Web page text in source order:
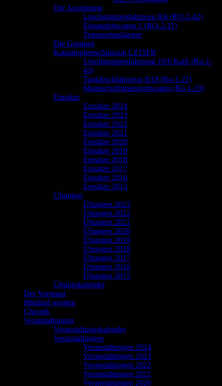
Die Ausrüstung
Löschgruppenfahrzeug 8/6 (RO-2-42)
Einsatzleitwagen 1 (RO-2-11)
Transportanhänger
Die Gruppen
Katastrophenschutzzug LZ15FB
Löschgruppenfahrzeug 10/6 KatS (Ro-1-
43)
Tanklöschfahrzeug 8/18 (Ro-1-21)
Mannschaftstransportwagen (Ro-1-19)
Einsätze
Einsätze 2024
Einsätze 2023
Einsätze 2022
Einsätze 2021
Einsätze 2020
Einsätze 2019
Einsätze 2018
Einsätze 2017
Einsätze 2016
Einsätze 2015
Übungen
Übungen 2023
Übungen 2022
Übungen 2021
Übungen 2020
Übungen 2019
Übungen 2018
Übungen 2017
Übungen 2016
Übungen 2015
Übungskalender
Der Vorstand
Mitglied werden
Chronik
Veranstaltungen
Veranstaltungskalender
Veranstaltungen
Veranstaltungen 2024
Veranstaltungen 2023
Veranstaltungen 2022
Veranstaltungen 2021
Veranstaltungen 2020